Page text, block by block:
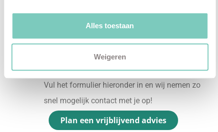
Alles toestaan
Weigeren
✓ Gratis personal shopping
Advies van onze woonspecialist
Ontdek welk advies het beste bij jou past met
een vrijblijvend gesprek in onze showroom.
Vul het formulier hieronder in en wij nemen zo
snel mogelijk contact met je op!
Plan een vrijblijvend advies